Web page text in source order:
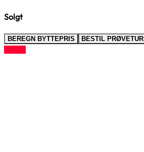
Solgt
BEREGN BYTTEPRIS BESTIL PRØVETUR